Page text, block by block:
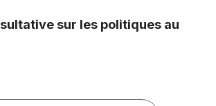
sur les politiques au